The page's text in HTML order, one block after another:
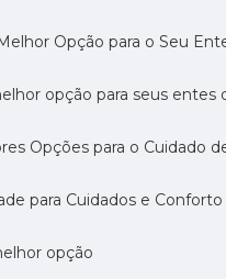
Opção para o Seu
opção para seus entes
Opções para o Cuidado
para Cuidados e Conforto
opção